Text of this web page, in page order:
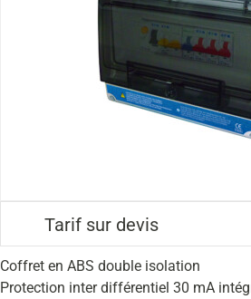
Tarif sur devis
Coffret en ABS double isolation
Protection inter différentiel 30 mA